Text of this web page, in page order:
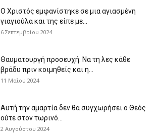
Ο Χριστός εμφανίστηκε σε μια αγιασμένη
γιαγιούλα και της είπε με...
6 Σεπτεμβρίου 2024
Θαυματουργή προσευχή: Να τη λες κάθε
βράδυ πριν κοιμηθείς και η...
11 Μαΐου 2024
Αυτή την αμαρτία δεν θα συγχωρήσει ο Θεός
ούτε στον τωρινό...
2 Αυγούστου 2024